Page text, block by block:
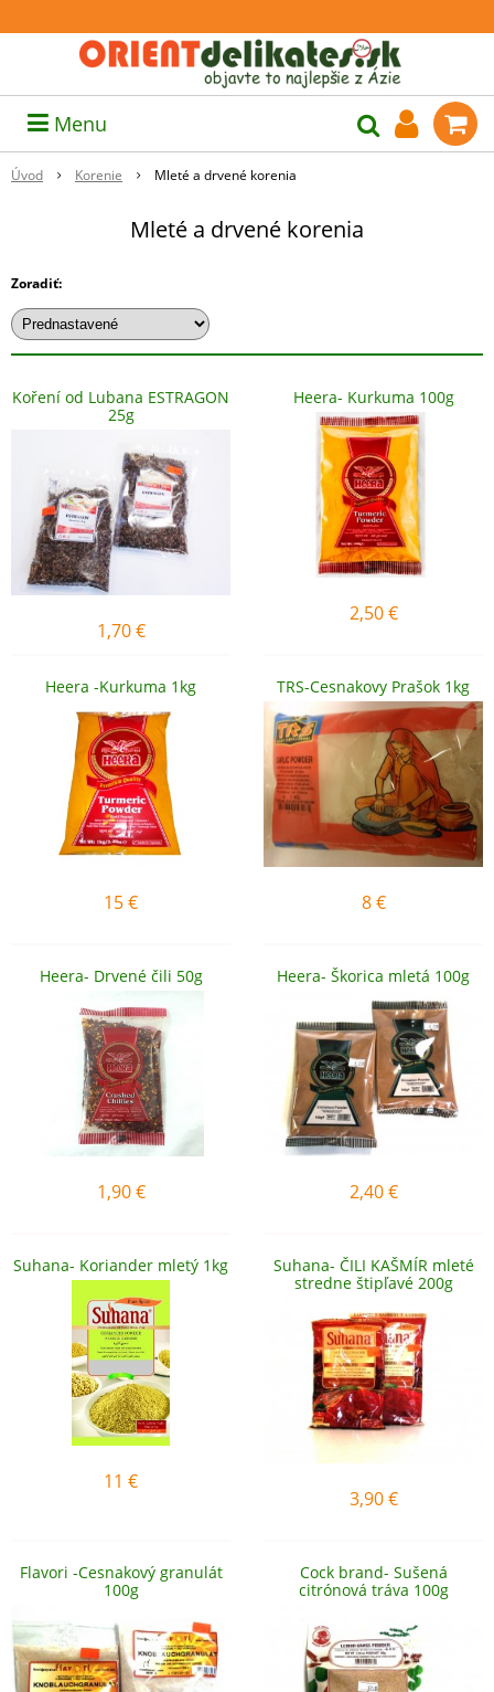
Menu
Úvod Korenie Mleté a drvené korenia
Mleté a drvené korenia
Zoradiť:
Koření od Lubana ESTRAGON
25g
1,70 €
Heera- Kurkuma 100g
2,50 €
Heera -Kurkuma 1kg
15€
TRS-Cesnakovy Prašok 1kg
8 €
Heera- Drvené čili 50g
1,90 €
Heera- Škorica mletá 100g
2,40 €
Suhana- Koriander mletý 1kg
11 €
Suhana- ČILI KAŠMÍR mleté
stredne štipľavé 200g
3,90 €
Flavori -Cesnakový granulát
100g
Cock brand- Sušená
citrónová tráva 100g